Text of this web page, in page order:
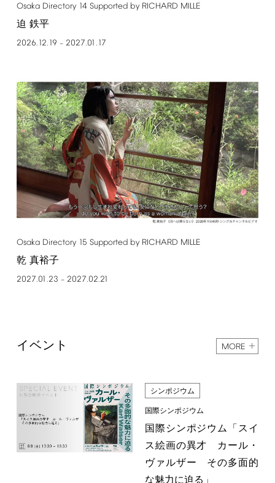
Osaka Directory 14 Supported by RICHARD MILLE
迫 鉄平
2026.12.19 – 2027.01.17
Osaka Directory 15 Supported by RICHARD MILLE
乾 真裕子
2027.01.23 – 2027.02.21
イベント MORE
シンポジウム
国際シンポジウム
国際シンポジウム「スイ
ス絵画の異才 カール・
ヴァルザー その多面的
な魅力に迫る」